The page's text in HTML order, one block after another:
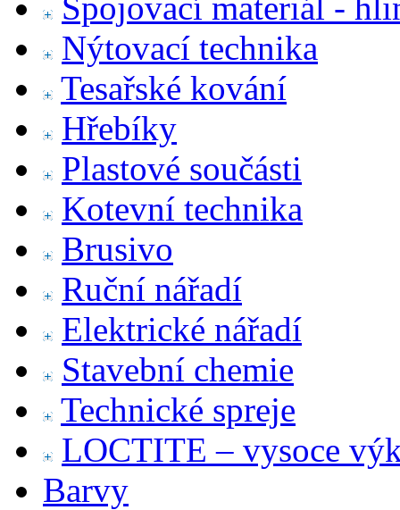
Nýtovací technika
Tesařské kování
Hřebíky
Plastové součásti
Kotevní technika
Brusivo
Ruční nářadí
Elektrické nářadí
Stavební chemie
Technické spreje
LOCTITE – vysoce
Barvy